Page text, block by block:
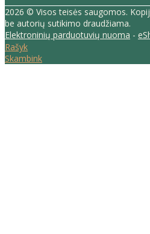
2026 © Visos teisės saugomos.
be autorių sutikimo draudžiama.
Elektroninių parduotuvių nuoma -
Rašyk
Skambink